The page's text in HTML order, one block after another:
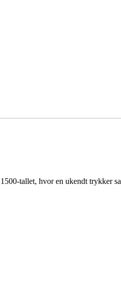
tallet, hvor en ukendt trykker